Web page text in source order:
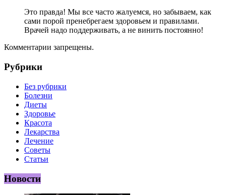
Это правда! Мы все часто жалуемся, но забываем, как
сами порой пренебрегаем здоровьем и правилами.
Врачей надо поддерживать, а не винить постоянно!
Комментарии запрещены.
Рубрики
Без рубрики
Болезни
Диеты
Здоровье
Красота
Лекарства
Лечение
Советы
Статьи
Новости